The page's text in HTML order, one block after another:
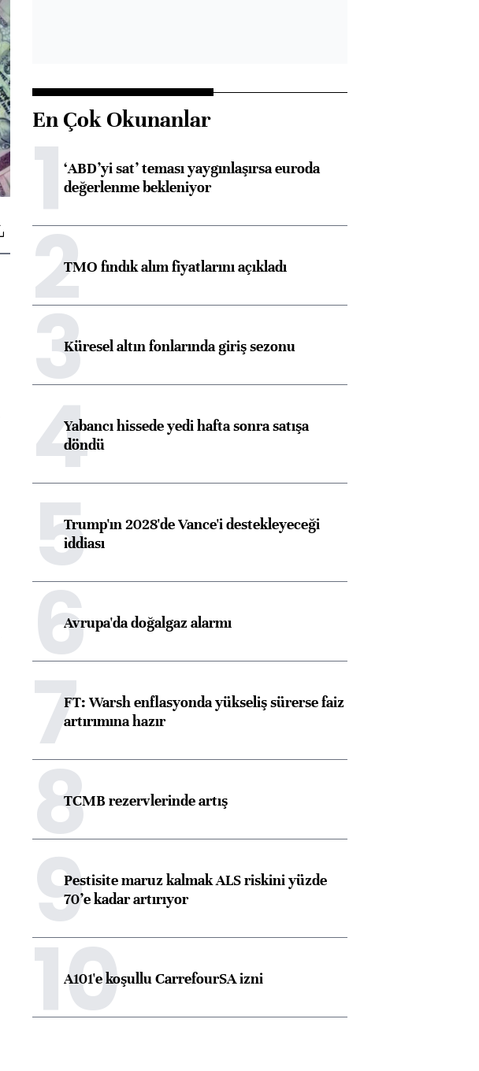
En Çok Okunanlar
1‘ABD’yi sat’ teması yaygınlaşırsa euroda
değerlenme bekleniyor
2TMO fındık alım fiyatlarını açıkladı
3Küresel altın fonlarında giriş sezonu
4Yabancı hissede yedi hafta sonra satışa
döndü
5Trump'ın 2028'de Vance'i destekleyeceği
iddiası
6Avrupa'da doğalgaz alarmı
7FT: Warsh enflasyonda yükseliş sürerse faiz
artırımına hazır
8TCMB rezervlerinde artış
9Pestisite maruz kalmak ALS riskini yüzde
70’e kadar artırıyor
10
A101'e koşullu CarrefourSA izni